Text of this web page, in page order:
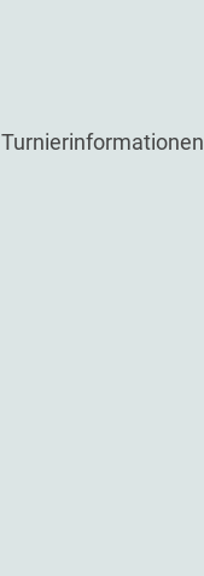
Turnierinformationen